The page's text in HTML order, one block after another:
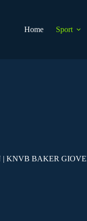
Home
Sport
KNVB BAKER